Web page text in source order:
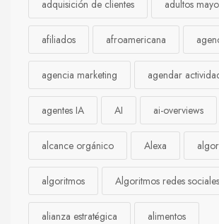
adquisición de clientes adultos
afiliados afroamericana
agencia marketing agendar
agentes IA AI ai-overviews
alcance orgánico Alexa
algoritmos Algoritmos redes
alianza estratégica alimentos